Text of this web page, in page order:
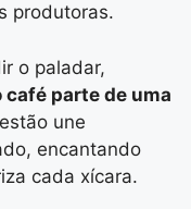
produtoras.
o paladar,
parte de uma
une
encantando
cada xícara.